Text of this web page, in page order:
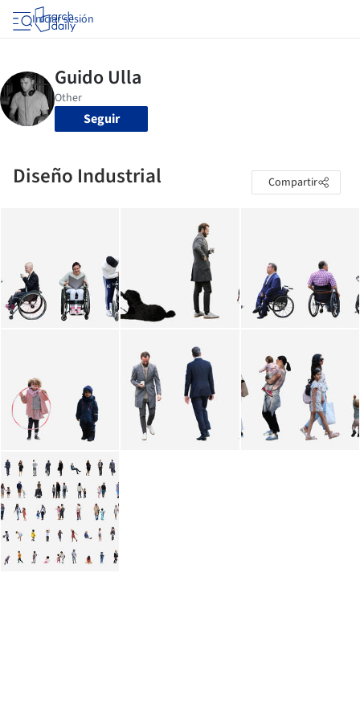
Iniciar sesión
Seguir
Diseño Industrial Compartir